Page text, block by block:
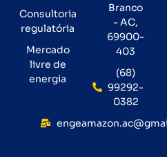
Consultoria
regulatória
Mercado
livre de
energia
Branco
- AC,
69900-
403
(68)
99292-
0382